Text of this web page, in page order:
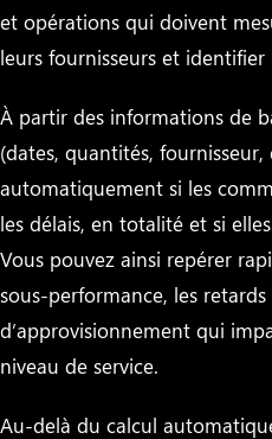
et opérations qui doivent
leurs fournisseurs et
À partir des informations de
(dates, quantités,
automatiquement si les
les délais, en totalité et si
Vous pouvez ainsi repérer
sous-performance, les
d’approvisionnement qui
niveau de service.
Au-delà du calcul